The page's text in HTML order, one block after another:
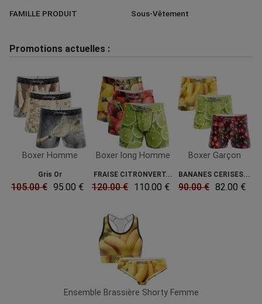
FAMILLE PRODUIT
Sous-Vêtement
Promotions actuelles :
Boxer Homme
Gris Or
105.00 € 95.00 €
Boxer long Homme
FRAISE CITRONVERT...
120.00 € 110.00 €
Boxer Garçon
BANANES CERISES...
90.00 € 82.00 €
Ensemble Brassière Shorty Femme